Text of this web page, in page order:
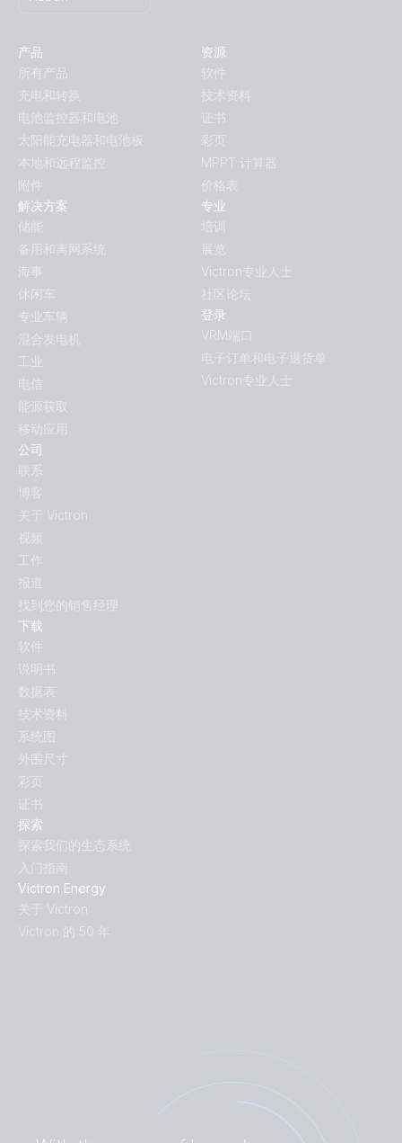
产品
所有产品
充电和转换
电池监控器和电池
太阳能充电器和电池板
本地和远程监控
附件
探索
探索我们的生态系统
入门指南
Victron Energy
关于 Victron
Victron 的 50 年
下载
软件
说明书
数据表
技术资料
系统图
外围尺寸
彩页
证书
解决方案
储能
备用和离网系统
海事
休闲车
专业车辆
混合发电机
工业
电信
能源获取
移动应用
公司
联系
博客
关于 Victron
视频
工作
报道
找到您的销售经理
资源
软件
技术资料
证书
彩页
MPPT 计算器
价格表
专业
培训
展览
Victron专业人士
社区论坛
登录
VRM端口
电子订单和电子退货单
Victron专业人士